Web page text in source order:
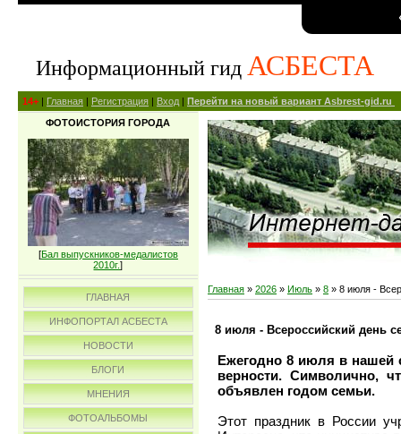
Информационный гид АСБЕСТА
14+ | Главная | Регистрация | Вход | Перейти на новый вариант Asbrest-gid.ru
ФОТОИСТОРИЯ ГОРОДА
[Бал выпускников-медалистов
2010г.]
ГЛАВНАЯ
ИНФОПОРТАЛ АСБЕСТА
НОВОСТИ
БЛОГИ
МНЕНИЯ
ФОТОАЛЬБОМЫ
Главная » 2026 » Июль » 8 » 8 июля -
8 июля - Всероссийский день
Ежегодно 8 июля в нашей
верности. Символично,
объявлен годом семьи.
Этот праздник в России